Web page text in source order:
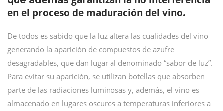
en el proceso de maduración del vino.
De todos es sabido que la luz altera las cualidades del vino
generando la aparición de compuestos de azufre
desagradables, que dan lugar al denominado “sabor de luz”.
Para evitar su aparición, se utilizan botellas que absorben
parte de las radiaciones luminosas y, además, el vino es
almacenado en lugares oscuros a temperaturas inferiores a